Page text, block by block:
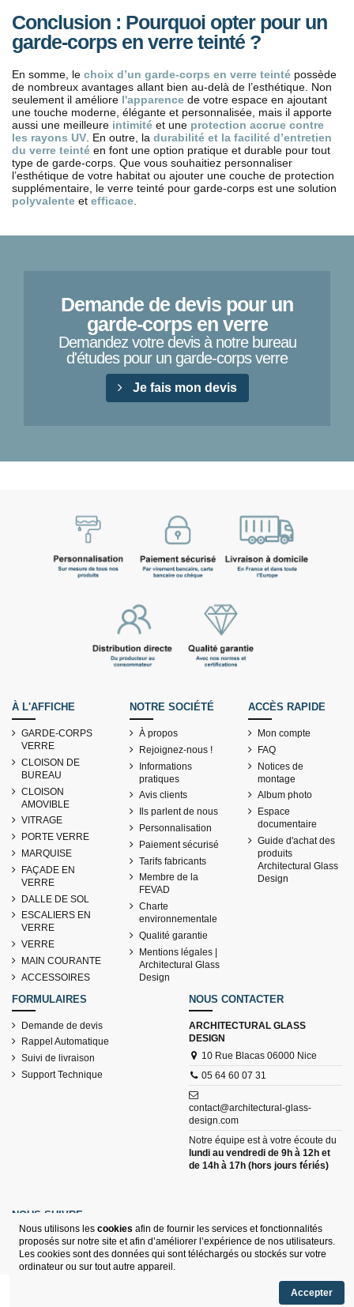
Conclusion : Pourquoi opter pour un
garde-corps en verre teinté ?
En somme, le choix d’un garde-corps en verre teinté possède
de nombreux avantages allant bien au-delà de l’esthétique. Non
seulement il améliore l'apparence de votre espace en ajoutant
une touche moderne, élégante et personnalisée, mais il apporte
aussi une meilleure intimité et une protection accrue contre
les rayons UV . En outre, la durabilité et la facilité d’entretien
du verre teinté en font une option pratique et durable pour tout
type de garde-corps. Que vous souhaitiez personnaliser
l’esthétique de votre habitat ou ajouter une couche de protection
supplémentaire, le verre teinté pour garde-corps est une solution
polyvalente et efficace
Demande de devis pour un
garde-corps en verre
Demandez votre devis à notre bureau
d'études pour un garde-corps verre
Je fais mon devis
À L'AFFICHE
GARDE-CORPS
VERRE
CLOISON DE
BUREAU
CLOISON
AMOVIBLE
VITRAGE
PORTE VERRE
MARQUISE
FAÇADE EN
VERRE
DALLE DE SOL
ESCALIERS EN
VERRE
VERRE
MAIN COURANTE
ACCESSOIRES
NOTRE SOCIÉTÉ
À propos
Rejoignez-nous !
Informations
pratiques
Avis clients
Ils parlent de nous
Personnalisation
Paiement sécurisé
Tarifs fabricants
Membre de la
FEVAD
Charte
environnementale
Qualité garantie
Mentions légales |
Architectural Glass
Design
ACCÈS RAPIDE
Mon compte
FAQ
Notices de
montage
Album photo
Espace
documentaire
Guide d'achat des
produits
Architectural Glass
Design
FORMULAIRES
Demande de devis
Rappel Automatique
Suivi de livraison
Support Technique
NOUS CONTACTER
ARCHITECTURAL GLASS
DESIGN
10 Rue Blacas 06000 Nice
05 64 60 07 31
contact@architectural-glass-
design.com
Notre équipe est à votre écoute du
lundi au vendredi de 9h à 12h et
de 14h à 17h (hors jours fériés)
NOUS SUIVRE
Photos non contractuelles | Architectural Glass Design © 2025
Nous utilisons les cookies afin de fournir les services et fonctionnalités
proposés sur notre site et afin d’améliorer l’expérience de nos utilisateurs.
Les cookies sont des données qui sont téléchargés ou stockés sur votre
ordinateur ou sur tout autre appareil.
Accepter